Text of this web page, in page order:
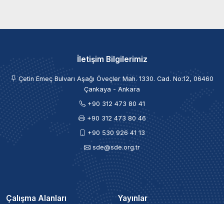
İletişim Bilgilerimiz
Çetin Emeç Bulvarı Aşağı Öveçler Mah. 1330. Cad. No:12, 06460
Çankaya - Ankara
+90 312 473 80 41
+90 312 473 80 46
+90 530 926 41 13
sde@sde.org.tr
Çalışma Alanları Yayınlar